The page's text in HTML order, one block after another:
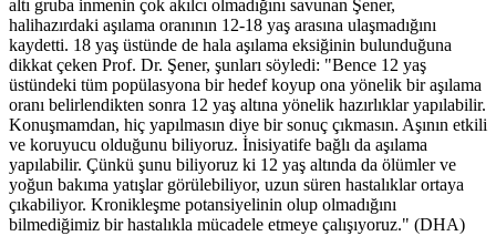
altı gruba inmenin çok akılcı olmadığını savunan Şener,
halihazırdaki aşılama oranının 12-18 yaş arasına ulaşmadığını
kaydetti. 18 yaş üstünde de hala aşılama eksiğinin bulunduğuna
dikkat çeken Prof. Dr. Şener, şunları söyledi: "Bence 12 yaş
üstündeki tüm popülasyona bir hedef koyup ona yönelik bir aşılama
oranı belirlendikten sonra 12 yaş altına yönelik hazırlıklar yapılabilir.
Konuşmamdan, hiç yapılmasın diye bir sonuç çıkmasın. Aşının etkili
ve koruyucu olduğunu biliyoruz. İnisiyatife bağlı da aşılama
yapılabilir. Çünkü şunu biliyoruz ki 12 yaş altında da ölümler ve
yoğun bakıma yatışlar görülebiliyor, uzun süren hastalıklar ortaya
çıkabiliyor. Kronikleşme potansiyelinin olup olmadığını
bilmediğimiz bir hastalıkla mücadele etmeye çalışıyoruz." (DHA)